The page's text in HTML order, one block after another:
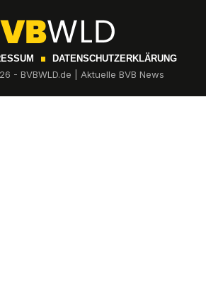
DATENSCHUTZERKLÄRUNG
- BVBWLD.de | Aktuelle BVB News